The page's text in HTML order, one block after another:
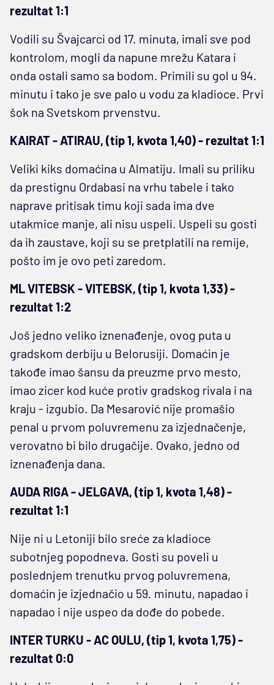
rezultat 1:1
Vodili su Švajcarci od 17. minuta, imali sve pod
kontrolom, mogli da napune mrežu Katara i
onda ostali samo sa bodom. Primili su gol u 94.
minutu i tako je sve palo u vodu za kladioce. Prvi
šok na Svetskom prvenstvu.
KAIRAT - ATIRAU, (tip 1, kvota 1,40) - rezultat 1:1
Veliki kiks domaćina u Almatiju. Imali su priliku
da prestignu Ordabasi na vrhu tabele i tako
naprave pritisak timu koji sada ima dve
utakmice manje, ali nisu uspeli. Uspeli su gosti
da ih zaustave, koji su se pretplatili na remije,
pošto im je ovo peti zaredom.
ML VITEBSK - VITEBSK, (tip 1, kvota 1,33) -
rezultat 1:2
Još jedno veliko iznenađenje, ovog puta u
gradskom derbiju u Belorusiji. Domaćin je
takođe imao šansu da preuzme prvo mesto,
imao zicer kod kuće protiv gradskog rivala i na
kraju - izgubio. Da Mesarović nije promašio
penal u prvom poluvremenu za izjednačenje,
verovatno bi bilo drugačije. Ovako, jedno od
iznenađenja dana.
AUDA RIGA - JELGAVA, (tip 1, kvota 1,48) -
rezultat 1:1
Nije ni u Letoniji bilo sreće za kladioce
subotnjeg popodneva. Gosti su poveli u
poslednjem trenutku prvog poluvremena,
domaćin je izjednačio u 59. minutu, napadao i
napadao i nije uspeo da dođe do pobede.
INTER TURKU - AC OULU, (tip 1, kvota 1,75) -
rezultat 0:0